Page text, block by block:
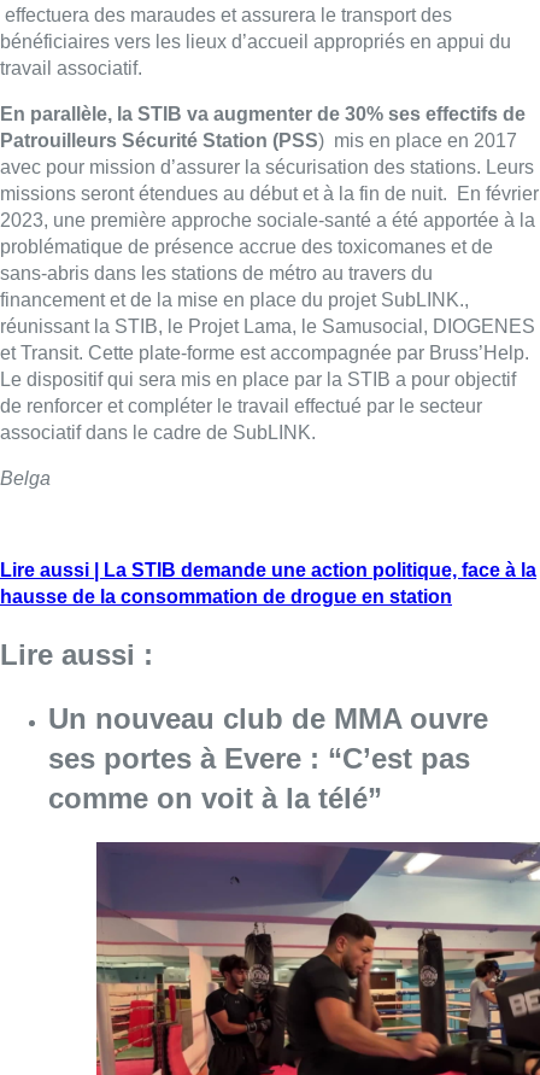
effectuera des maraudes et assurera le transport des
bénéficiaires vers les lieux d’accueil appropriés en appui du
travail associatif.
En parallèle, la STIB va augmenter de 30% ses effectifs de
Patrouilleurs Sécurité Station (PSS) mis en place en 2017
avec pour mission d’assurer la sécurisation des stations. Leurs
missions seront étendues au début et à la fin de nuit. En février
2023, une première approche sociale-santé a été apportée à la
problématique de présence accrue des toxicomanes et de
sans-abris dans les stations de métro au travers du
financement et de la mise en place du projet SubLINK.,
réunissant la STIB, le Projet Lama, le Samusocial, DIOGENES
et Transit. Cette plate-forme est accompagnée par Bruss’Help.
Le dispositif qui sera mis en place par la STIB a pour objectif
de renforcer et compléter le travail effectué par le secteur
associatif dans le cadre de SubLINK.
Belga
Lire aussi | La STIB demande une action politique, face à la
hausse de la consommation de drogue en station
Lire aussi :
Un nouveau club de MMA ouvre
ses portes à Evere : “C’est pas
comme on voit à la télé”